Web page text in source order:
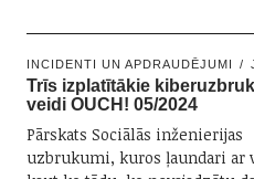
INCIDENTI UN APDRAUDĒJUMI
Trīs izplatītākie
veidi OUCH! 05/2024
Pārskats Sociālās inženierijas
uzbrukumi, kuros ļaundari ar